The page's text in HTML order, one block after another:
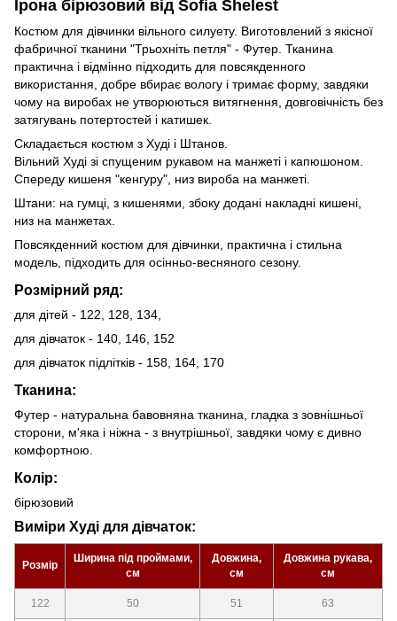
Ірона бірюзовий від Sofia Shelest
Костюм для дівчинки вільного силуету. Виготовлений з якісної
фабричної тканини "Трьохніть петля" - Футер. Тканина
практична і відмінно підходить для повсякденного
використання, добре вбирає вологу і тримає форму, завдяки
чому на виробах не утворюються витягнення, довговічність без
затягувань потертостей і катишек.
Складається костюм з Худі і Штанов.
Вільний Худі зі спущеним рукавом на манжеті і капюшоном.
Спереду кишеня "кенгуру", низ вироба на манжеті.
Штани: на гумці, з кишенями, збоку додані накладні кишені,
низ на манжетах.
Повсякденний костюм для дівчинки, практична і стильна
модель, підходить для осінньо-весняного сезону.
Розмірний ряд:
для дітей - 122, 128, 134,
для дівчаток - 140, 146, 152
для дівчаток підлітків - 158, 164, 170
Тканина:
Футер - натуральна бавовняна тканина, гладка з зовнішньої
сторони, м'яка і ніжна - з внутрішньої, завдяки чому є дивно
комфортною.
Колір:
бірюзовий
Виміри Худі для дівчаток:
Розмір
Ширина під проймами,
см
Довжина,
см
Довжина рукава,
см
122 50 51 63